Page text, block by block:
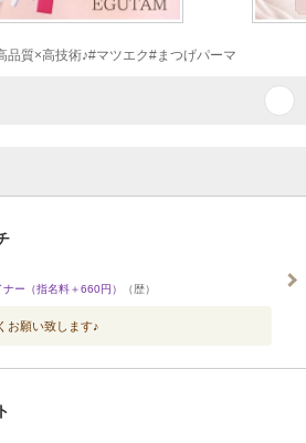
品質×高技術♪#マツエク#まつげパーマ
ー（指名料＋660円） （歴）
お願い致します♪